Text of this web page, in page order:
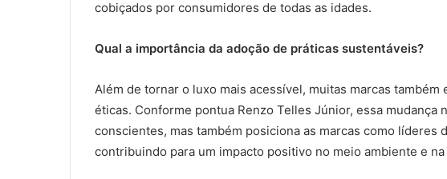
cobiçados por consumidores de todas as idades.
Qual a importância da adoção de práticas sustentáveis?
Além de tornar o luxo mais acessível, muitas marcas
éticas. Conforme pontua Renzo Telles Júnior, essa mudança
conscientes, mas também posiciona as marcas como líderes
contribuindo para um impacto positivo no meio ambiente e